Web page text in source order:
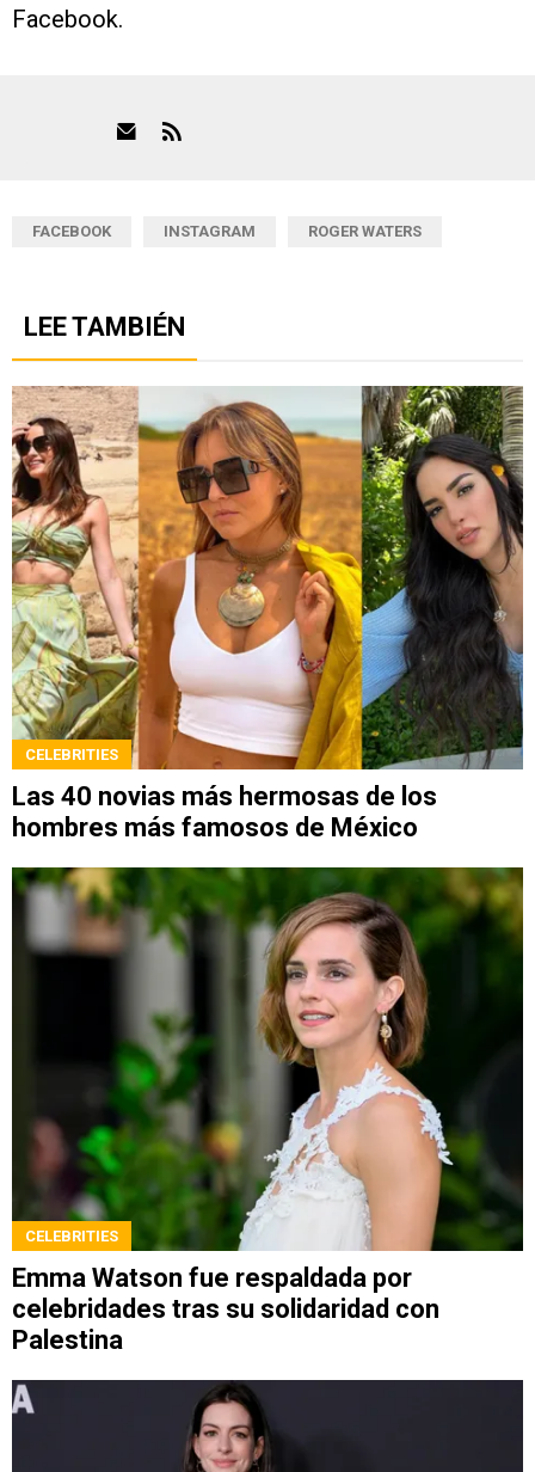
Facebook.
FACEBOOK INSTAGRAM ROGER WATERS
LEE TAMBIÉN
CELEBRITIES
Las 40 novias más hermosas de los
hombres más famosos de México
CELEBRITIES
Emma Watson fue respaldada por
celebridades tras su solidaridad con
Palestina